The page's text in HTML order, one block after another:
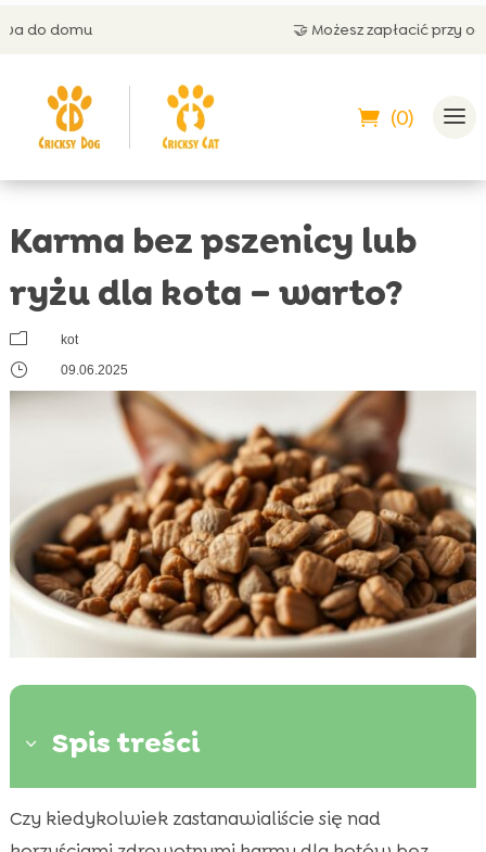
🤝 Możesz zapłacić przy odbiorze
(0)
Karma bez pszenicy lub
ryżu dla kota – warto?
m kot
} 09.06.2025
3 Spis treści
 Dlaczego warto rozważyć karmę bez
pszenicy lub ryżu dla kota?
Czy kiedykolwiek zastanawialiście się nad